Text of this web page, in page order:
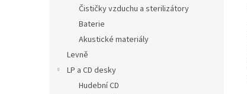
Čističky vzduchu a sterilizátory
Baterie
Akustické materiály
Levně
LP a CD desky
Hudební CD